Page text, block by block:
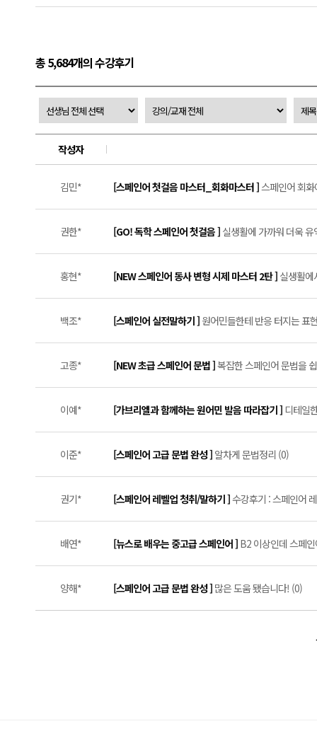
총 5,684개의 수강후기
작성자
김민* [스페인어 첫걸음 마스터_회화마스터 ]스페인어 회
권한* [GO! 독학 스페인어 첫걸음 ] 실생활에 가까워 더욱
홍현* [NEW 스페인어 동사 변형 시제 마스터 2탄 ] 실생활에
백조* [스페인어 실전말하기 ] 원어민들한테 반응 터지는 표
고종* [NEW 초급 스페인어 문법 ]복잡한 스페인어 문법을
이예* [가브리엘과 함께하는 원어민 발음 따라잡기 ] 디테일
이준* [스페인어 고급 문법 완성 ] 알차게 문법정리 (0)
권기* [스페인어 레벨업 청취/말하기 ]수강후기 : 스페인어
배연* [뉴스로 배우는 중고급 스페인어 ] B2 이상인데 스페
양해* [스페인어 고급 문법 완성 ] 많은 도움 됐습니다! (0)